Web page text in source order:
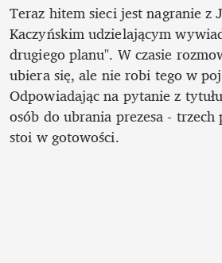
Teraz hitem sieci jest nagranie z
Kaczyńskim udzielającym
drugiego planu". W czasie
ubiera się, ale nie robi tego w
Odpowiadając na pytanie z
osób do ubrania prezesa - trzech
stoi w gotowości.